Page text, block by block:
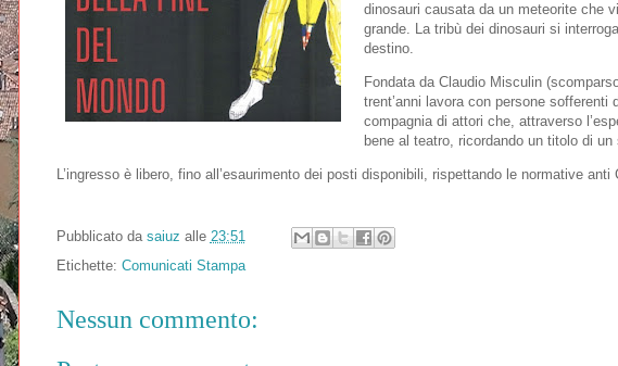
dinosauri causata da un meteorite che
grande. La tribù dei dinosauri si
destino.
Fondata da Claudio Misculin
trent’anni lavora con persone
compagnia di attori che, attraverso
bene al teatro, ricordando un titolo di
L’ingresso è libero, fino all’esaurimento dei posti disponibili, rispettando le normative anti
Pubblicato da saiuz alle 23:51
Etichette: Comunicati Stampa
Nessun commento: